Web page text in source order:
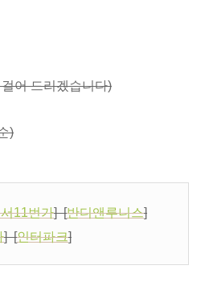
어 드리겠습니다)
)
11번가] [반디앤루니스]
] [인터파크]